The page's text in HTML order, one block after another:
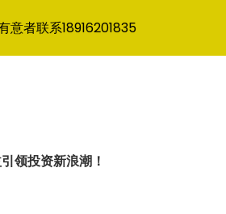
领投资新浪潮！
意者联系18916201835